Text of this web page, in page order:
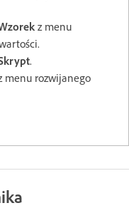
z menu
.
menu rozwijanego